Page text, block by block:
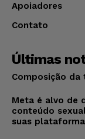
Apoiadores
Contato
Últimas
Composição da
Meta é alvo de
conteúdo
suas